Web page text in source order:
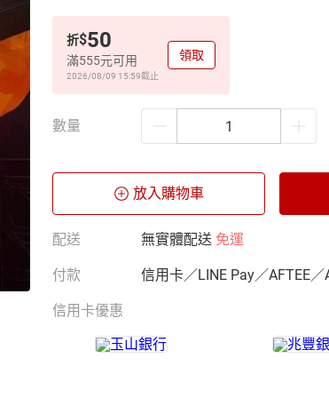
折$50
滿555元可用
2026/08/09 15:59截止
領取
數量
放入購物車
配送 無實體配送 免運
付款 信用卡／LINE Pay／AFTEE／
信用卡優惠